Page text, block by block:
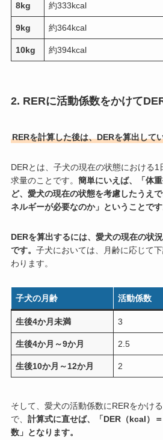
8kg 約333kcal
9kg 約364kcal
10kg 約394kcal
2. RERに活動係数をかけて
RERを計算した後は、DERを算出して
DERとは、子犬の現在の状態における
求量のことです。 簡単にいえば、「体
ど、愛犬の現在の状態を考慮したうえ
ネルギーが必要なのか」ということです
DERを算出するには、愛犬の現在の状
です。 子犬においては、月齢に応じて
わります。
子犬の月齢 活動係数
生後4か月未満 3
生後4か月～9か月 2.5
生後10か月～12か月 2
そして、愛犬の活動係数にRERをかけ
で、 計算式に直せば、「DER（kcal）
数」となります。